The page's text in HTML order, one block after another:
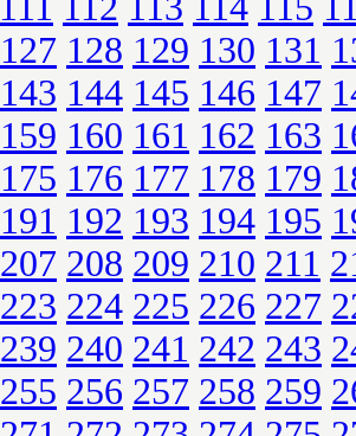
127 128 129 130 131
143 144 145 146 147
159 160 161 162 163
175 176 177 178 179
191 192 193 194 195
207 208 209 210 211
223 224 225 226 227
239 240 241 242 243
255 256 257 258 259